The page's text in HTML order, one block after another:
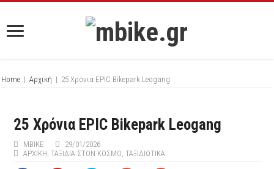
Home | Αρχική | 25 Χρόνια EPIC Bikepark Leogang
25 Χρόνια EPIC Bikepark Leogang
ΜΒIKE
29/01/2026
ΑΡΧΙΚΉ ,ΤΑΞΙΔΙΑ ΣΤΟΝ ΚΟΣΜΟ ,ΤΑΞΙΔΙΩΤΙΚΑ